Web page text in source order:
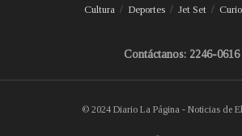
Cultura
Deportes Jet Set
Contáctanos: 2246-0616
© 2024 Diario La Página - Noticias de